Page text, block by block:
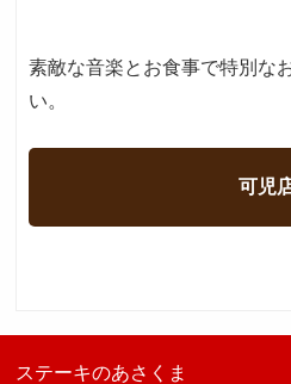
素敵な音楽とお食事で特別な
い。
可児
ステーキのあさくま